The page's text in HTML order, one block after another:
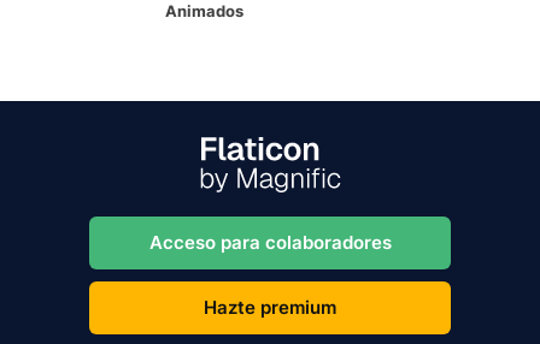
Animados
Acceso para colaboradores
Hazte premium